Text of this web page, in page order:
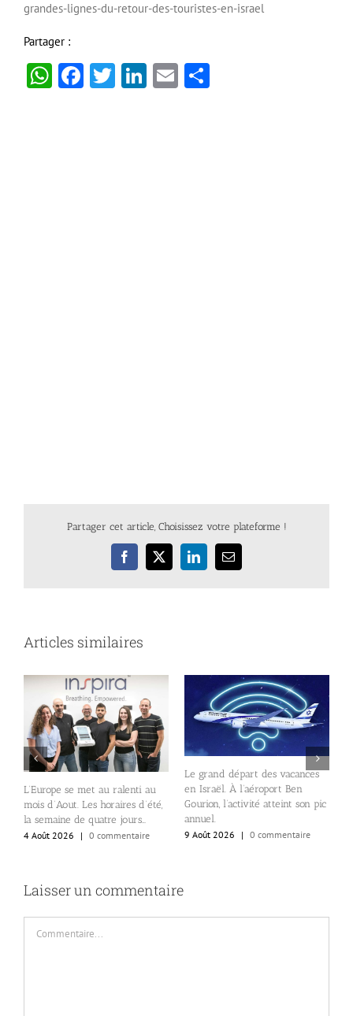
grandes-lignes-du-retour-des-touristes-en-israel
Partager :
WhatsApp
Facebook
Twitter
LinkedIn
Email
Partager cet article, Choisissez votre plateforme !
Facebook
X LinkedInEmail
Articles similaires
L’Europe se met au ralenti au
mois d’Aout. Les horaires d’été,
la semaine de quatre jours…
4 Août 2026
| 0 commentaire
Le grand départ des vacances
en Israël. À l’aéroport Ben
Gourion, l’activité atteint son pic
annuel.
9 Août 2026
| 0 commentaire
Laisser un commentaire